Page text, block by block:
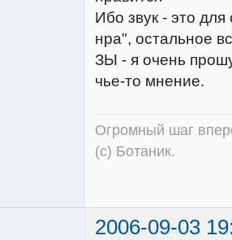
Ибо звук - это
нра", остальное
ЗЫ - я очень
чье-то мнение.
Огромный шаг
(с) Ботаник.
2006-09-03